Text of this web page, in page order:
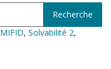
MIFID, Solvabilité 2,